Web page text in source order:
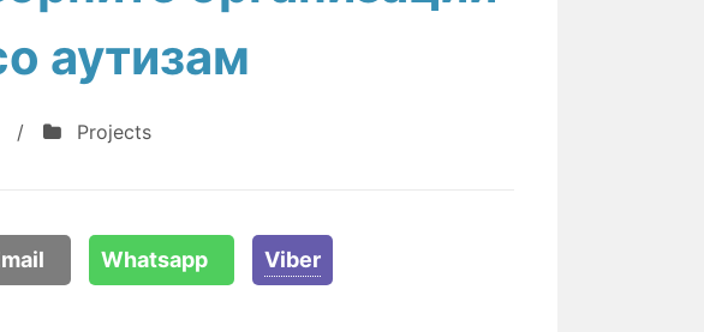
аутизам
/ Projects
Whatsapp Viber